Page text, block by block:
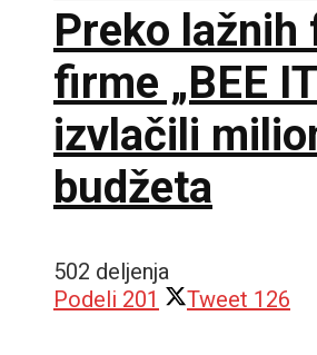
Preko lažnih
firme „BEE
izvlačili
budžeta
502 deljenja
Podeli 201 Tweet 126